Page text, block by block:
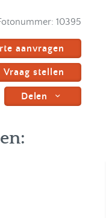
10395
aanvragen
Vraag stellen
Delen